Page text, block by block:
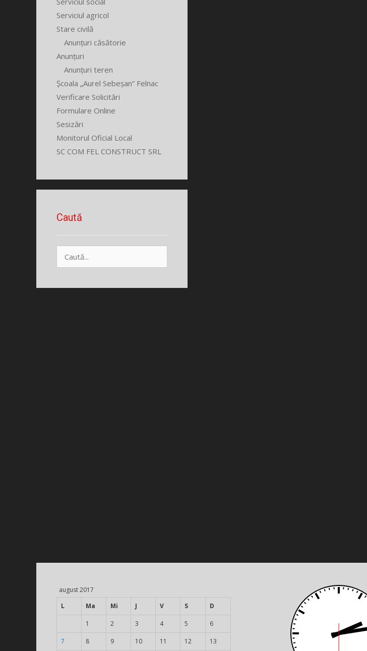
Serviciul agricol
Stare civilă
Anunțuri căsătorie
Anunțuri
Anunțuri teren
Școala „Aurel Sebeșan” Felnac
Verificare Solicitări
Formulare Online
Sesizări
Monitorul Oficial Local
SC COM FEL CONSTRUCT SRL
Caută
după:
august 2017
L
Ma Mi J V S D
1 2 3 4 5 6
7 8 9 10 11 12 13